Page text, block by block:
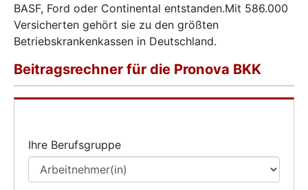
BASF, Ford oder Continental entstanden.Mit 586.000
Versicherten gehört sie zu den größten
Betriebskrankenkassen in Deutschland.